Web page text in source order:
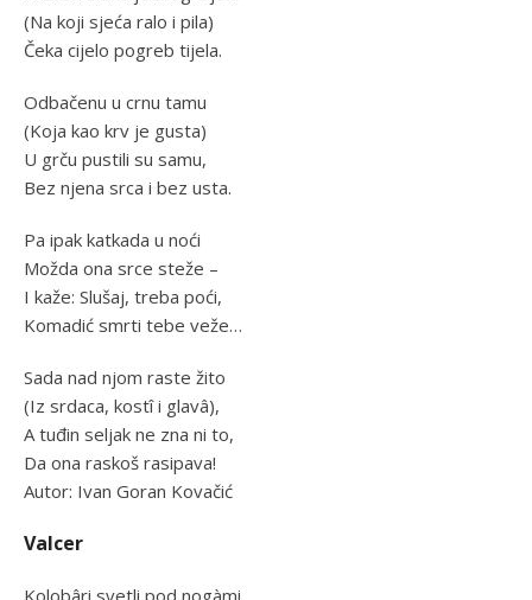
(Na koji sjeća ralo i pila)
Čeka cijelo pogreb tijela.
Odbačenu u crnu tamu
(Koja kao krv je gusta)
U grču pustili su samu,
Bez njena srca i bez usta.
Pa ipak katkada u noći
Možda ona srce steže –
I kaže: Slušaj, treba poći,
Komadić smrti tebe veže…
Sada nad njom raste žito
(Iz srdaca, kostî i glavâ),
A tuđin seljak ne zna ni to,
Da ona raskoš rasipava!
Autor: Ivan Goran Kovačić
Valcer
Kolobâri svetli pod nogàmi